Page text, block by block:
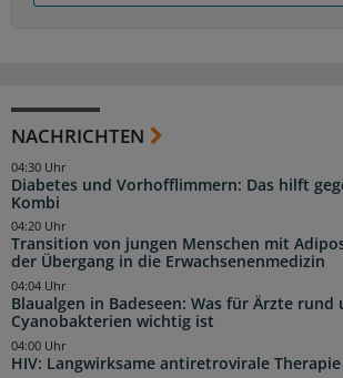
NACHRICHTEN
Diabetes und Vorhofflimmern: Das hilft
Kombi
04:30 Uhr
Transition von jungen Menschen mit
der Übergang in die Erwachsenenmedizin
04:20 Uhr
Blaualgen in Badeseen: Was für Ärzte rund
Cyanobakterien wichtig ist
04:04 Uhr
HIV: Langwirksame antiretrovirale
04:00 Uhr